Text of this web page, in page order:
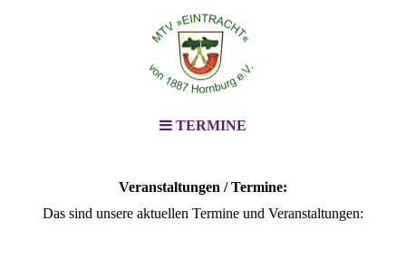
TERMINE
Veranstaltungen / Termine:
Das sind unsere aktuellen Termine und Veranstaltungen: